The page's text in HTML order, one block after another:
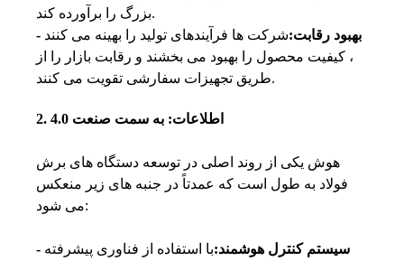
بزرگ را برآورده کند.
- بهبود رقابت:شرکت ها فرآیندهای تولید را بهینه می کنند
، کیفیت محصول را بهبود می بخشند و رقابت بازار را از
طریق تجهیزات سفارشی تقویت می کنند.
2. اطلاعات: به سمت صنعت 4.0
هوش یکی از روند اصلی در توسعه دستگاه های برش
فولاد به طول است که عمدتاً در جنبه های زیر منعکس
می شود:
- سیستم کنترل هوشمند:با استفاده از فناوری پیشرفته